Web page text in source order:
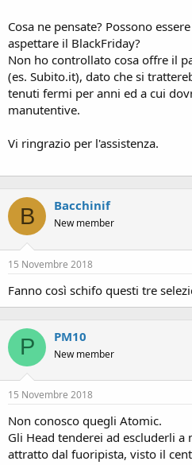
Cosa ne pensate? Possono
aspettare il BlackFriday?
Non ho controllato cosa offre il
(es. Subito.it), dato che si
tenuti fermi per anni ed a cui
manutentive.
Vi ringrazio per l'assistenza.
B Bacchinif
New member
15 Novembre 2018
Fanno così schifo questi tre
P PM10
New member
15 Novembre 2018
Non conosco quegli Atomic.
Gli Head tenderei ad escluderli
attratto dal fuoripista, visto il